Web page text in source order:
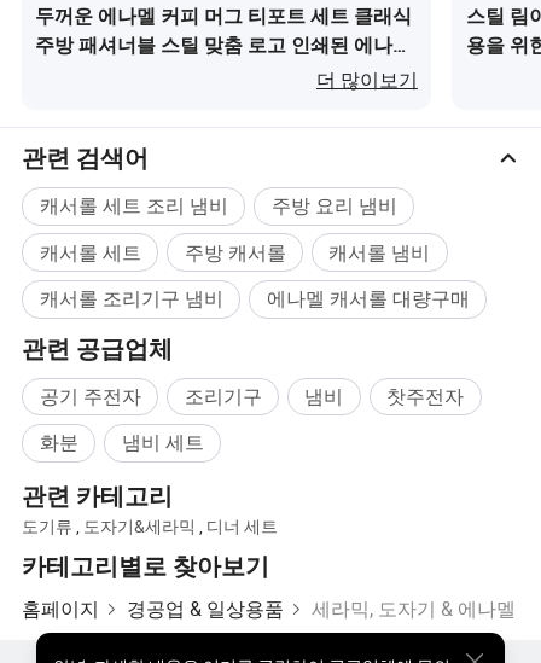
두꺼운 에나멜 커피 머그 티포트 세트 클래식
주방 패셔너블 스틸 맞춤 로고 인쇄된 에나멜
1L 커피 주전자 뚜껑 포함이(가) 무엇인가요?
더 많이보기
스틸 림
용을 위
관련 검색어
캐서롤 세트 조리 냄비
주방 요리 냄비
캐서롤 세트
주방 캐서롤
캐서롤 냄비
캐서롤 조리기구 냄비
에나멜 캐서롤 대량구매
관련 공급업체
공기 주전자 조리기구 냄비
찻주전자
화분
냄비 세트
관련 카테고리
도기류 , 도자기&세라믹 , 디너 세트
카테고리별로 찾아보기
홈페이지 경공업 & 일상용품 세라믹, 도자기 & 에나멜